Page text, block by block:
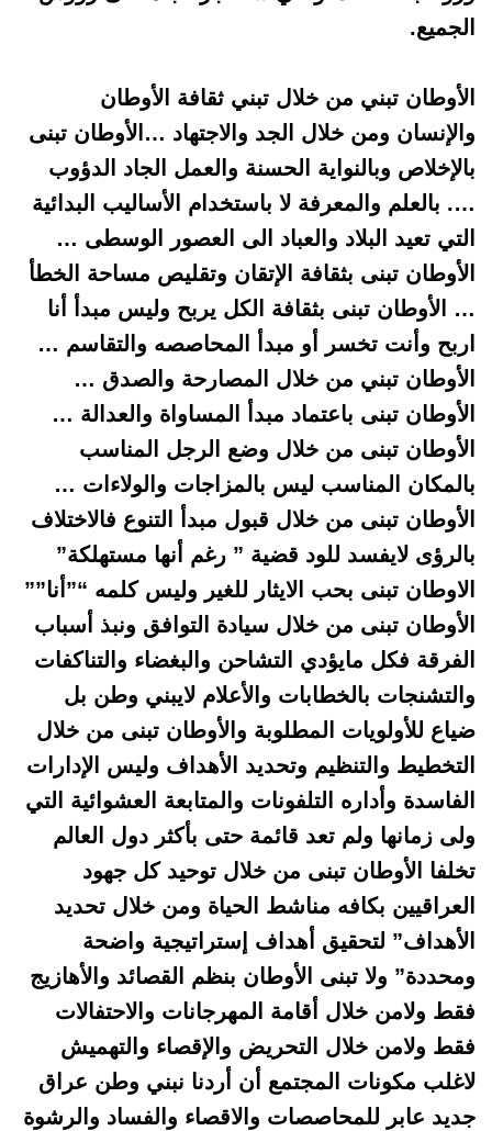
الجميع.
الأوطان تبني من خلال تبني ثقافة الأوطان
والإنسان ومن خلال الجد والاجتهاد …الأوطان تبنى
بالإخلاص وبالنواية الحسنة والعمل الجاد الدؤوب
…. بالعلم والمعرفة لا باستخدام الأساليب البدائية
التي تعيد البلاد والعباد الى العصور الوسطى …
الأوطان تبنى بثقافة الإتقان وتقليص مساحة الخطأ
… الأوطان تبنى بثقافة الكل يربح وليس مبدأ أنا
اربح وأنت تخسر أو مبدأ المحاصصه والتقاسم …
الأوطان تبني من خلال المصارحة والصدق …
الأوطان تبنى باعتماد مبدأ المساواة والعدالة …
الأوطان تبنى من خلال وضع الرجل المناسب
بالمكان المناسب ليس بالمزاجات والولاءات …
الأوطان تبنى من خلال قبول مبدأ التنوع فالاختلاف
بالرؤى لايفسد للود قضية ” رغم أنها مستهلكة”
الاوطان تبنى بحب الايثار للغير وليس كلمه “”أنا””
الأوطان تبنى من خلال سيادة التوافق ونبذ
أسباب
الفرقة فكل مايؤدي التشاحن والبغضاء والتناكفات
والتشنجات بالخطابات والأعلام لايبني وطن بل
ضياع للأولويات المطلوبة والأوطان تبنى من خلال
التخطيط والتنظيم وتحديد الأهداف وليس الإدارات
الفاسدة وأداره التلفونات والمتابعة العشوائية
التي
ولى زمانها ولم تعد قائمة حتى بأكثر دول العالم
تخلفا الأوطان تبنى من خلال توحيد كل جهود
العراقيين بكافه مناشط الحياة ومن خلال تحديد
الأهداف” لتحقيق أهداف إستراتيجية واضحة
ومحددة” ولا تبنى الأوطان بنظم القصائد والأهازيج
فقط ولامن خلال أقامة المهرجانات والاحتفالات
فقط ولامن خلال التحريض والإقصاء والتهميش
لاغلب مكونات المجتمع أن أردنا نبني وطن عراق
جديد عابر للمحاصصات والاقصاء والفساد والرشوة